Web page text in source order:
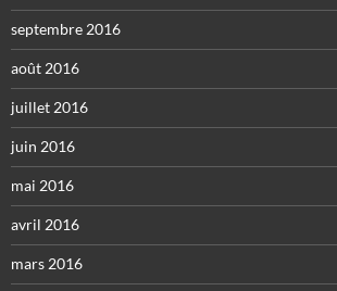
septembre 2016
août 2016
juillet 2016
juin 2016
mai 2016
avril 2016
mars 2016